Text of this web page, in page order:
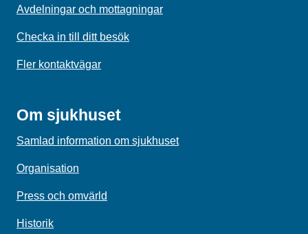
Avdelningar och mottagningar
Checka in till ditt besök
Fler kontaktvägar
Om sjukhuset
Samlad information om sjukhuset
Organisation
Press och omvärld
Historik